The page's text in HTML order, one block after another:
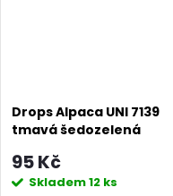
Drops Alpaca UNI 7139
tmavá šedozelená
95 Kč
Skladem12 ks